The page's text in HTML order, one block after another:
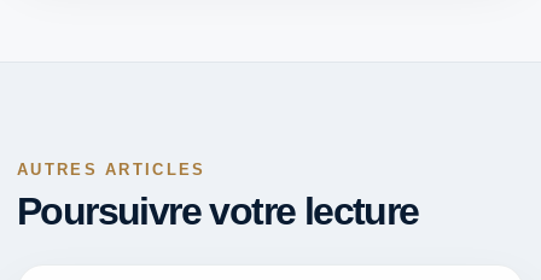
AUTRES ARTICLES
Poursuivre votre lecture